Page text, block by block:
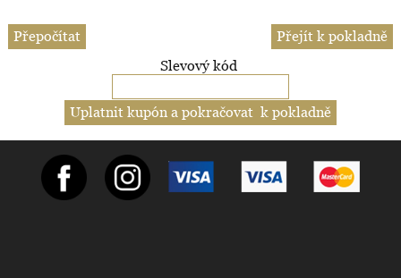
Slevový kód